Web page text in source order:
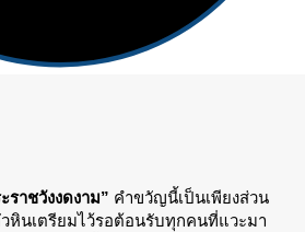
ราชวังงดงาม” คำขวัญนี้เป็นเพียงส่วน
หินเตรียมไว้รอต้อนรับทุกคนที่แวะมา